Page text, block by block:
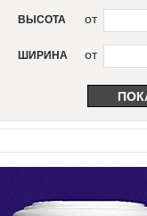
ВЫСОТА от
ШИРИНА от